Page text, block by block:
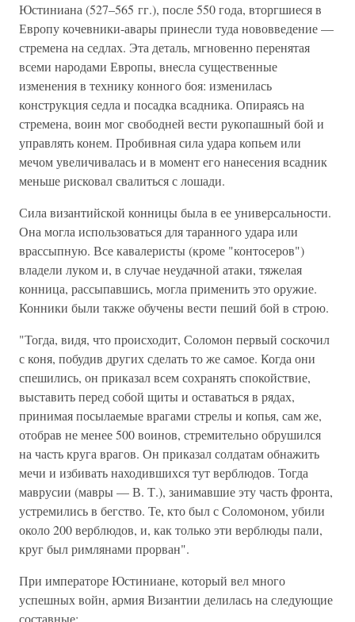
Юстиниана (527–565 гг.), после 550 года, вторгшиеся в
Европу кочевники-авары принесли туда нововведение —
стремена на седлах. Эта деталь, мгновенно перенятая
всеми народами Европы, внесла существенные
изменения в технику конного боя: изменилась
конструкция седла и посадка всадника. Опираясь на
стремена, воин мог свободней вести рукопашный бой и
управлять конем. Пробивная сила удара копьем или
мечом увеличивалась и в момент его нанесения всадник
меньше рисковал свалиться с лошади.
Сила византийской конницы была в ее универсальности.
Она могла использоваться для таранного удара или
врассыпную. Все кавалеристы (кроме "контосеров")
владели луком и, в случае неудачной атаки, тяжелая
конница, рассыпавшись, могла применить это оружие.
Конники были также обучены вести пеший бой в строю.
"Тогда, видя, что происходит, Соломон первый соскочил
с коня, побудив других сделать то же самое. Когда они
спешились, он приказал всем сохранять спокойствие,
выставить перед собой щиты и оставаться в рядах,
принимая посылаемые врагами стрелы и копья, сам же,
отобрав не менее 500 воинов, стремительно обрушился
на часть круга врагов. Он приказал солдатам обнажить
мечи и избивать находившихся тут верблюдов. Тогда
маврусии (мавры — В. Т.), занимавшие эту часть фронта,
устремились в бегство. Те, кто был с Соломоном, убили
около 200 верблюдов, и, как только эти верблюды пали,
круг был римлянами прорван".
При императоре Юстиниане, который вел много
успешных войн, армия Византии делилась на следующие
составные: